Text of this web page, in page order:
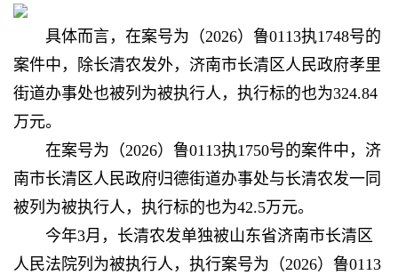
具体而言，在案号为（2026）鲁0113执1748号的
案件中，除长清农发外，济南市长清区人民政府孝里
街道办事处也被列为被执行人，执行标的也为324.84
万元。
在案号为（2026）鲁0113执1750号的案件中，济
南市长清区人民政府归德街道办事处与长清农发一同
被列为被执行人，执行标的也为42.5万元。
今年3月，长清农发单独被山东省济南市长清区
人民法院列为被执行人，执行案号为（2026）鲁0113